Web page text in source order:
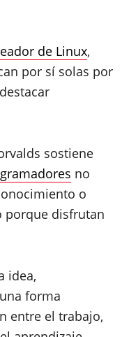
de Linux,
por sí solas por
sostiene
no
o
porque disfrutan
idea,
forma
entre el trabajo,